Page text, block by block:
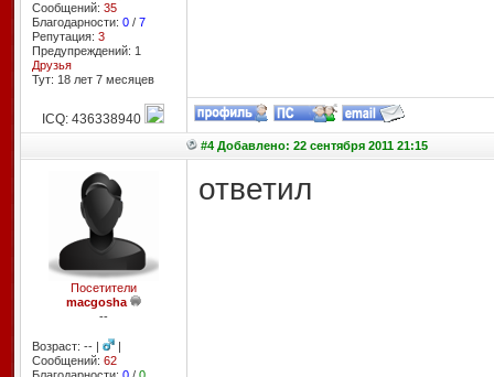
Сообщений: 35
Благодарности: 0/ 7
Репутация: 3
Предупреждений: 1
Друзья
Тут: 18 лет 7 месяцев
ICQ: 436338940
#4 Добавлено: 22 сентября 2011 21:15
Посетители
macgosha
--
Возраст: -- |
|
Сообщений: 62
ответил